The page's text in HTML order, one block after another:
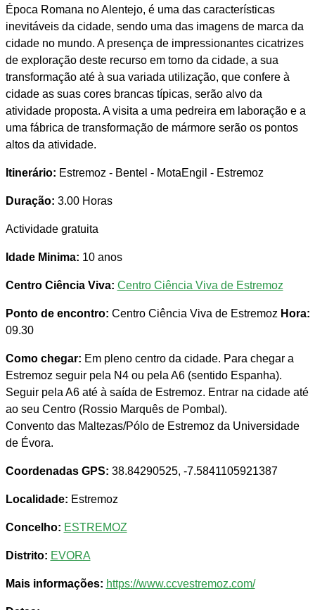
Época Romana no Alentejo, é uma das características
inevitáveis da cidade, sendo uma das imagens de marca da
cidade no mundo. A presença de impressionantes cicatrizes
de exploração deste recurso em torno da cidade, a sua
transformação até à sua variada utilização, que confere à
cidade as suas cores brancas típicas, serão alvo da
atividade proposta. A visita a uma pedreira em laboração e a
uma fábrica de transformação de mármore serão os pontos
altos da atividade.
Itinerário: Estremoz - Bentel - MotaEngil - Estremoz
Duração: 3.00 Horas
Actividade gratuita
Idade Minima: 10 anos
Centro Ciência Viva: Centro Ciência Viva de Estremoz
Ponto de encontro: Centro Ciência Viva de Estremoz Hora:
09.30
Como chegar: Em pleno centro da cidade. Para chegar a
Estremoz seguir pela N4 ou pela A6 (sentido Espanha).
Seguir pela A6 até à saída de Estremoz. Entrar na cidade até
ao seu Centro (Rossio Marquês de Pombal).
Convento das Maltezas/Pólo de Estremoz da Universidade
de Évora.
Coordenadas GPS: 38.84290525, -7.5841105921387
Localidade: Estremoz
Concelho: ESTREMOZ
Distrito: EVORA
Mais informações: https://www.ccvestremoz.com/